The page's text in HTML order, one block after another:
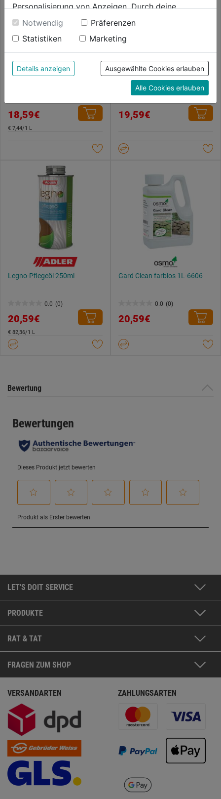
Wachspflege- u. Reinigungsm.
0.0
von
5
18,59€
€ 7,44/1 L
Terra Wax-Oil farblos tönbar
0.0
von
19,59€
Legno-Pflegeöl 250ml
0.0 (0)
von
5
Sternen.
20,59€
€ 82,36/1 L
Gard Clean farblos 1L-6606
0.0 (0)
von
Sternen.
20,59€
Bewertung
LET'S DOIT SERVICE
PRODUKTE
RAT & TAT
FRAGEN ZUM SHOP
VERSANDARTEN ZAHLUNGSARTEN
Personalisierung von Anzeigen. Durch deine
Einwilligung werden die Daten von Drittanbieter,
unter anderem auch in den USA, verarbeitet.
Durch Klick auf "Alle Cookies erlauben" stimmst du
der Verwendung aller Cookies zu. Unter "Details
anzeigen" findest du alle Infos zu den
unterschiedlichen Cookies, unter "Cookies
Konfigurieren" kannst du auswählen, welche Cookies
du zulassen möchtest und welche nicht.
Weitere Informationen findest du in unserer
Datenschutzerklärung
Notwendig
Präferenzen
Statistiken
Marketing
Details anzeigen Ausgewählte Cookies erlauben
Alle Cookies erlauben